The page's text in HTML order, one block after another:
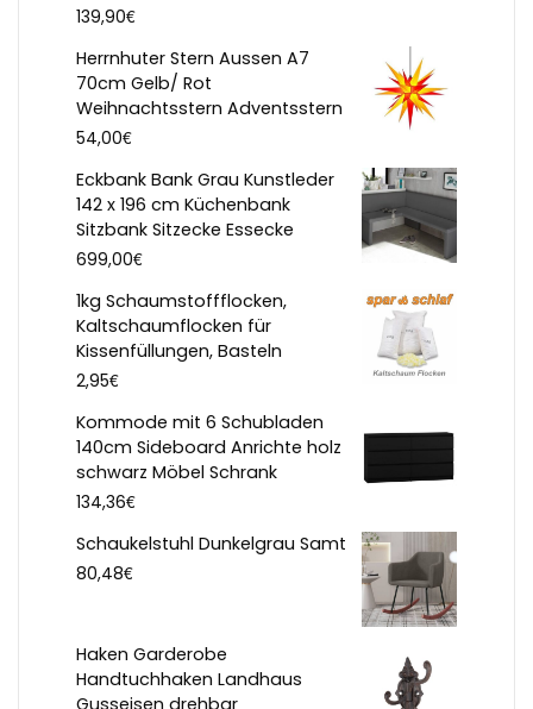
139,90€
Herrnhuter Stern Aussen A7
70cm Gelb/ Rot
Weihnachtsstern Adventsstern
54,00€
Eckbank Bank Grau Kunstleder
142 x 196 cm Küchenbank
Sitzbank Sitzecke Essecke
699,00€
1kg Schaumstoffflocken,
Kaltschaumflocken für
Kissenfüllungen, Basteln
2,95€
Kommode mit 6 Schubladen
140cm Sideboard Anrichte holz
schwarz Möbel Schrank
134,36€
Schaukelstuhl Dunkelgrau Samt
80,48€
Haken Garderobe
Handtuchhaken Landhaus
Gusseisen drehbar